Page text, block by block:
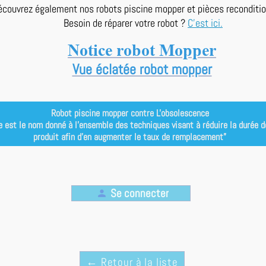
également nos robots piscine mopper et pièces
Besoin de réparer votre robot ? C'est ici.
Notice robot Mopper
Vue éclatée robot mopper
Robot piscine mopper contre L'obsolescence
est le nom donné à l’ensemble des techniques visant à réduire la durée
produit afin d’en augmenter le taux de remplacement”
person Se connecter
← Retour à la liste